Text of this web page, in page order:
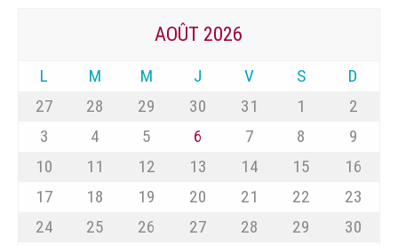
AOÛT 2026
L M M J V S
D
27
28 29 30 31 1
2
3
4 5 6 7 8
9
10
11 12 13 14 15
16
17
18 19 20 21 22
23
24
25 26 27 28 29
30